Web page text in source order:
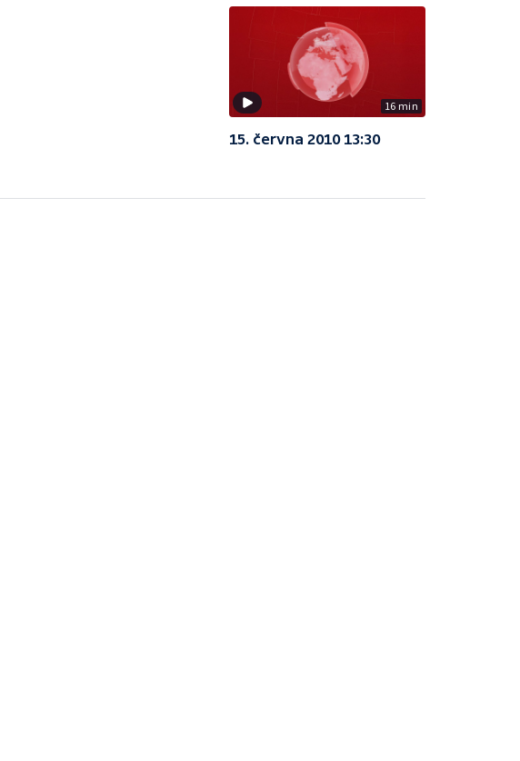
16 min
15. června 2010 13:30